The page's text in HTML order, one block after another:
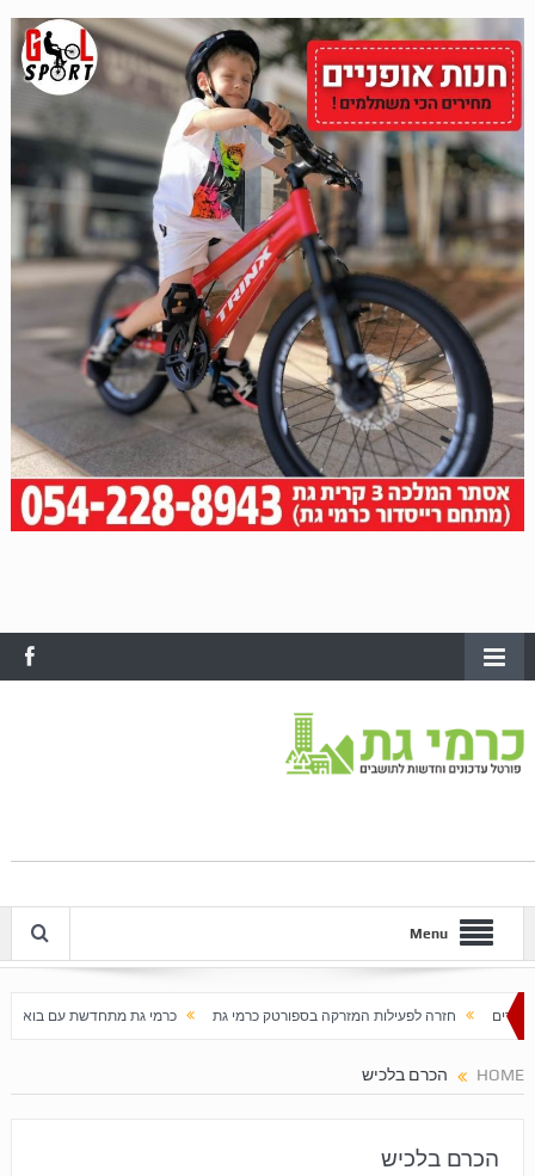
Menu
לפעילות המזרקה בספורטק כרמי גת כרמי גת מתחדשת עם בוא האביב עלייה
HOME הכרם בלכיש
הכרם בלכיש